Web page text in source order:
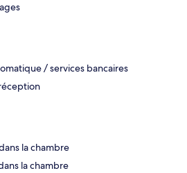
/ services bancaires
la chambre
la chambre